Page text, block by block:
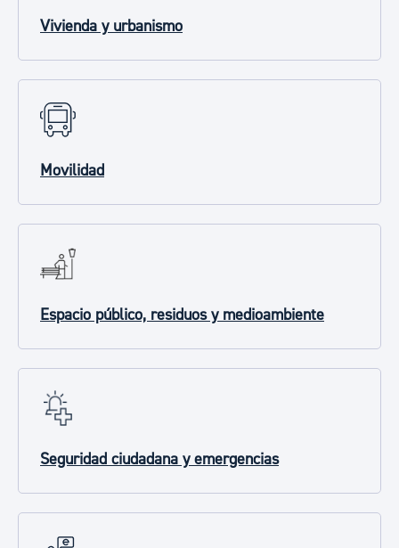
Vivienda y urbanismo
Movilidad
Espacio público, residuos y medioambiente
Seguridad ciudadana y emergencias